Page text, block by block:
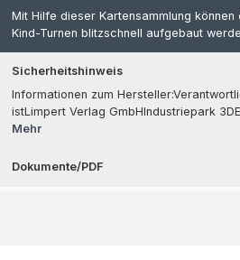
Mit Hilfe dieser Kartensammlung können
Kind-Turnen blitzschnell aufgebaut
Sicherheitshinweis
Informationen zum
istLimpert Verlag GmbHIndustriepark
Mehr
Dokumente/PDF